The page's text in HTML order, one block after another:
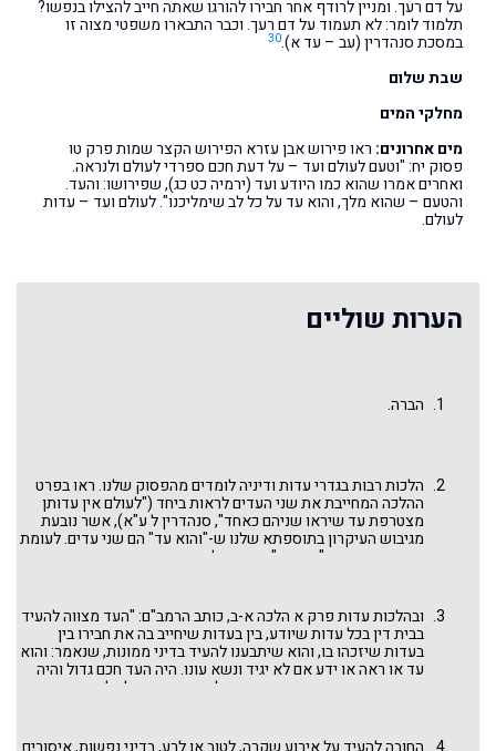
על דם רעך. ומניין לרודף אחר חבירו להורגו שאתה חייב להצילו בנפשו?
תלמוד לומר: לא תעמוד על דם רעך. וכבר התבארו משפטי מצוה זו
במסכת סנהדרין (עב – עד א).30
שבת שלום
מחלקי המים
מים אחרונים: ראו פירוש אבן עזרא הפירוש הקצר שמות פרק טו
פסוק יח: "וטעם לעולם ועד – על דעת חכם ספרדי לעולם ולנראה.
ואחרים אמרו שהוא כמו היודע ועד (ירמיה כט כג), שפירושו: והעד.
והטעם – שהוא מלך, והוא עד על כל לב שימליכנו". לעולם ועד – עדות
לעולם.
הערות שוליים
הברה.
הלכות רבות בגדרי עדות ודיניה לומדים מהפסוק שלנו. ראו בפרט
ההלכה המחייבת את שני העדים לראות ביחד ("לעולם אין עדותן
מצטרפת עד שיראו שניהם כאחד", סנהדרין ל ע"א), אשר נובעת
מגיבוש העיקרון בתוספתא שלנו ש-"והוא עד" הם שני עדים. לעומת
זאת, ראו דווקא "הרחבה" בכיוון של אפשרות עדות ראיה ואפשרות
ראיה הכתוב מדבר" (שבועות לג ע"ב, אך ראו שם שזה רק בדיני
ממונות). ואנו נתמקד בעצם החובה להעיד. וגם בעניין זה לא נוכל
להשקות מלוא הדלי, רק טיפין טיפין.
ובהלכות עדות פרק א הלכה א-ב, כותב הרמב"ם: "העד מצווה להעיד
בבית דין בכל עדות שיודע, בין בעדות שיחייב בה את חבירו בין
בעדות שיזכהו בו, והוא שיתבענו להעיד בדיני ממונות, שנאמר: והוא
עד או ראה או ידע אם לא יגיד ונשא עונו. היה העד חכם גדול והיה
בבית דין פחות ממנו בחכמה, הואיל ואין כבודו שילך לפניהם, עשה
מכות, הולך ומעיד, שנאמר: אין חכמה ואין תבונה לנגד ה', כל מקום